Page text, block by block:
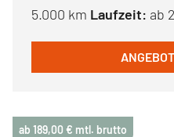
5.000 km Laufzeit: ab
ab 189,00 € mtl. brutto